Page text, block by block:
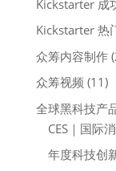
Kickstarter 成
Kickstarter 热
众筹内容制作
众筹视频 (11)
全球黑科技产
CES｜国际
年度科技创